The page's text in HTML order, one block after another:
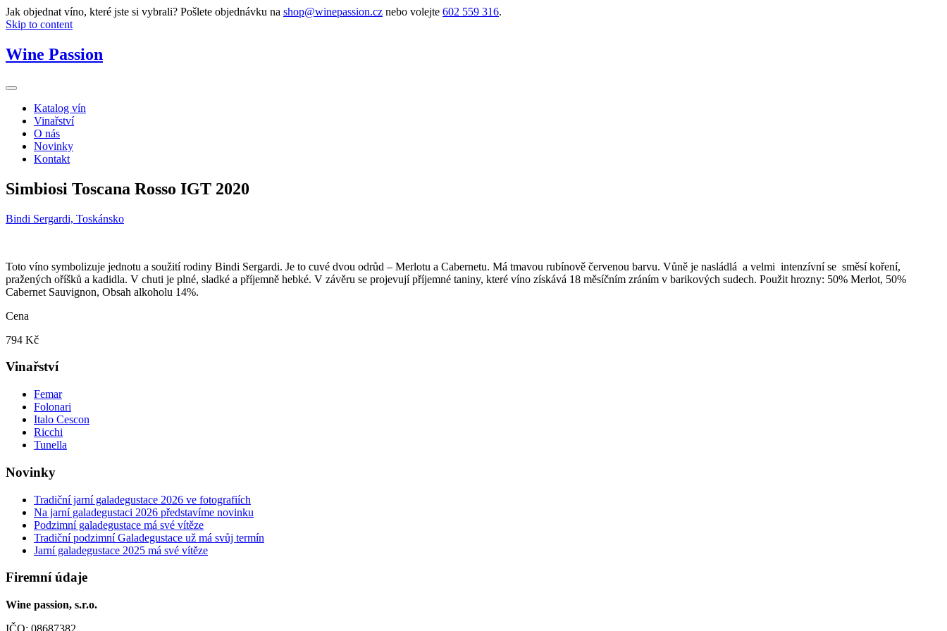
Jak objednat víno, které jste si vybrali? Pošlete objednávku na shop@winepassion.cz nebo volejte 602 559 316.
Skip to content
Wine Passion
Katalog vín
Vinařství
O nás
Novinky
Kontakt
Simbiosi Toscana Rosso IGT 2020
Bindi Sergardi, Toskánsko
Toto víno symbolizuje jednotu a soužití rodiny Bindi Sergardi. Je to cuvé dvou odrůd – Merlotu a Cabernetu. Má tmavou rubínově červenou barvu. Vůně je nasládlá a velmi intenzívní se směsí koření,
pražených oříšků a kadidla. V chuti je plné, sladké a příjemně hebké. V závěru se projevují příjemné taniny, které víno získává 18 měsíčním zráním v barikových sudech. Použit hrozny: 50% Merlot, 50%
Cabernet Sauvignon, Obsah alkoholu 14%.
Cena
794 Kč
Vinařství
Femar
Folonari
Italo Cescon
Ricchi
Tunella
Novinky
Tradiční jarní galadegustace 2026 ve fotografiích
Na jarní galadegustaci 2026 představíme novinku
Podzimní galadegustace má své vítěze
Tradiční podzimní Galadegustace už má svůj termín
Jarní galadegustace 2025 má své vítěze
Firemní údaje
Wine passion, s.r.o.
IČO: 08687382